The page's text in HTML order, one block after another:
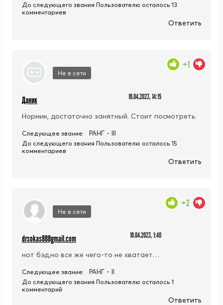
До следующего звания Пользователю осталось 13
комментариев
Ответить
Не в сети
Даник 16.04.2023, 14:15
Нормик, достаточно занятный. Стоит посмотреть.
+1
Следующее звание: РАНГ - III
До следующего звания Пользователю осталось 15
комментариев
Ответить
Не в сети
drsokas888gmail.com 16.04.2023, 1:40
нот бэд,но все же чего-то не хватает…
+2
Следующее звание: РАНГ - II
До следующего звания Пользователю осталось 1
комментарий
Ответить